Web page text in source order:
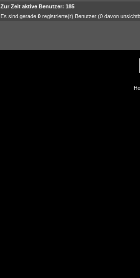
Zur Zeit aktive Benutzer: 185
Es sind gerade 0 registrierte(r) Benutzer (0 davon